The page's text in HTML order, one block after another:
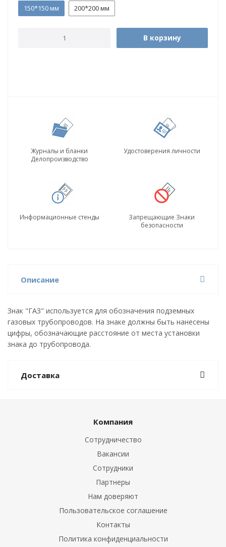
150*150 мм
200*200 мм
В корзину
Журналы и бланки
Делопроизводство
Удостоверения личности
Информационные стенды
Запрещающие Знаки
безопасности
Описание
Знак "ГАЗ" используется для обозначения подземных
газовых трубопроводов. На знаке должны быть нанесены
цифры, обозначающие расстояние от места установки
знака до трубопровода.
Доставка
Компания
Сотрудничество
Вакансии
Сотрудники
Партнеры
Нам доверяют
Пользовательское соглашение
Контакты
Политика конфиденциальности